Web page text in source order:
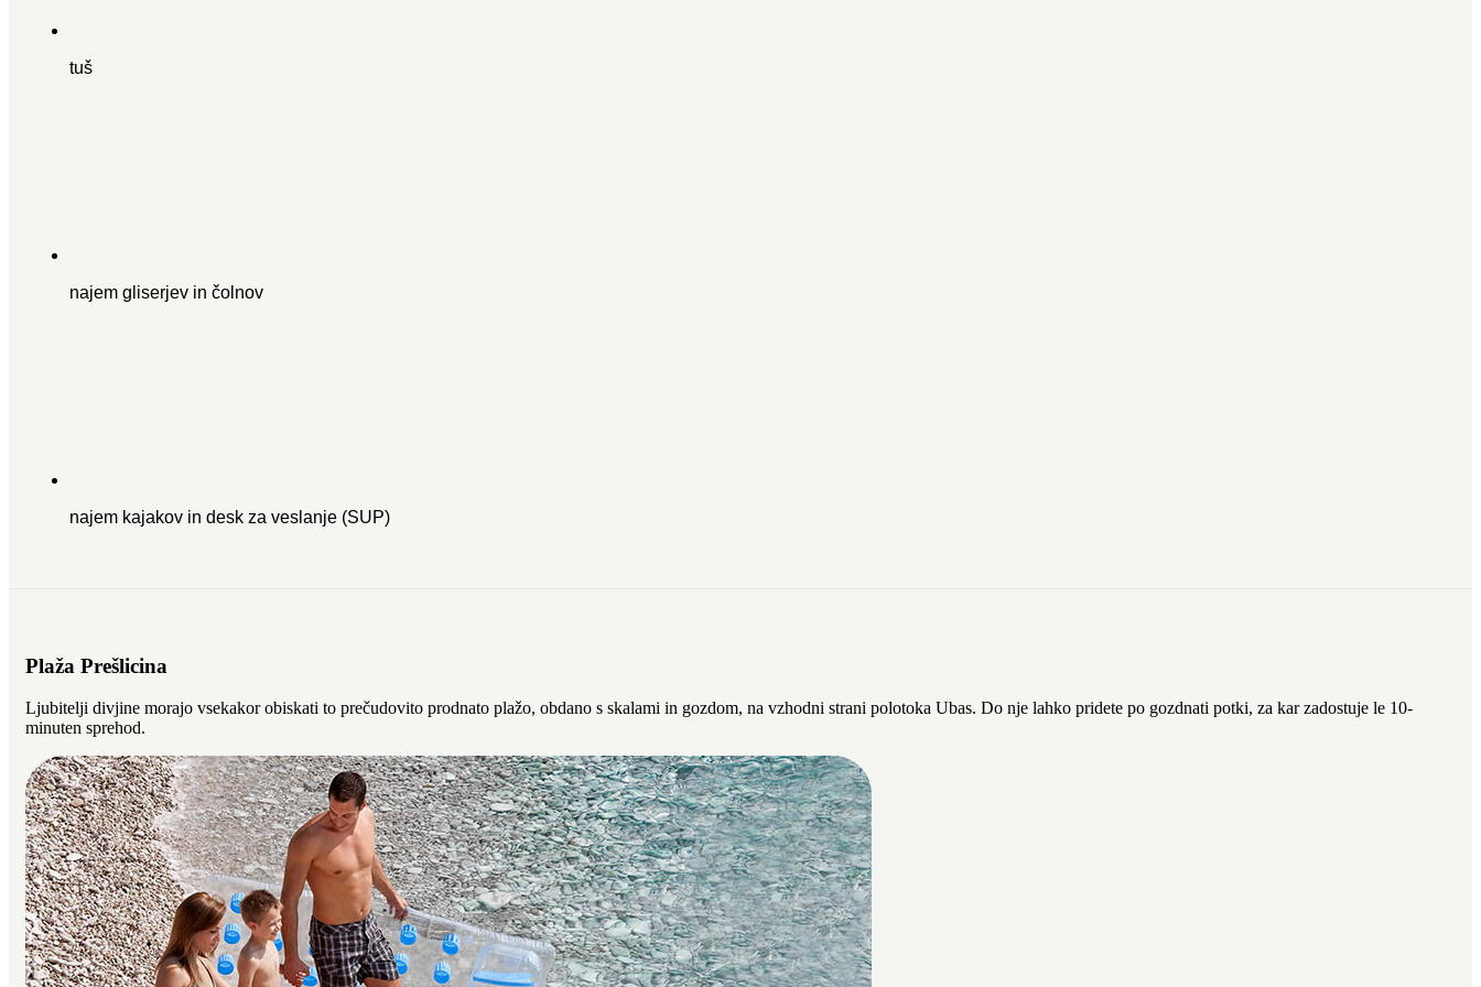
tuš
najem gliserjev in čolnov
najem kajakov in desk za veslanje (SUP)
Plaža Prešlicina
Ljubitelji divjine morajo vsekakor obiskati to prečudovito prodnato plažo, obdano s skalami in gozdom, na vzhodni strani polotoka Ubas. Do nje lahko pridete po gozdnati potki, za kar zadostuje le 10-
minuten sprehod.